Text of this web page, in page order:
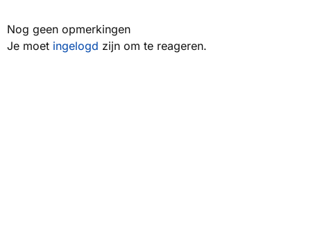
Nog geen opmerkingen
Je moet ingelogd zijn om te reageren.